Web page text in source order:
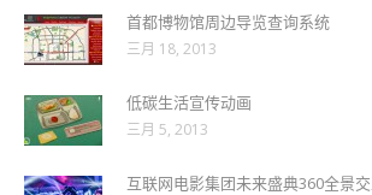
首都博物馆周边导览查询系统
三月 18, 2013
低碳生活宣传动画
三月 5, 2013
互联网电影集团未来盛典360全景